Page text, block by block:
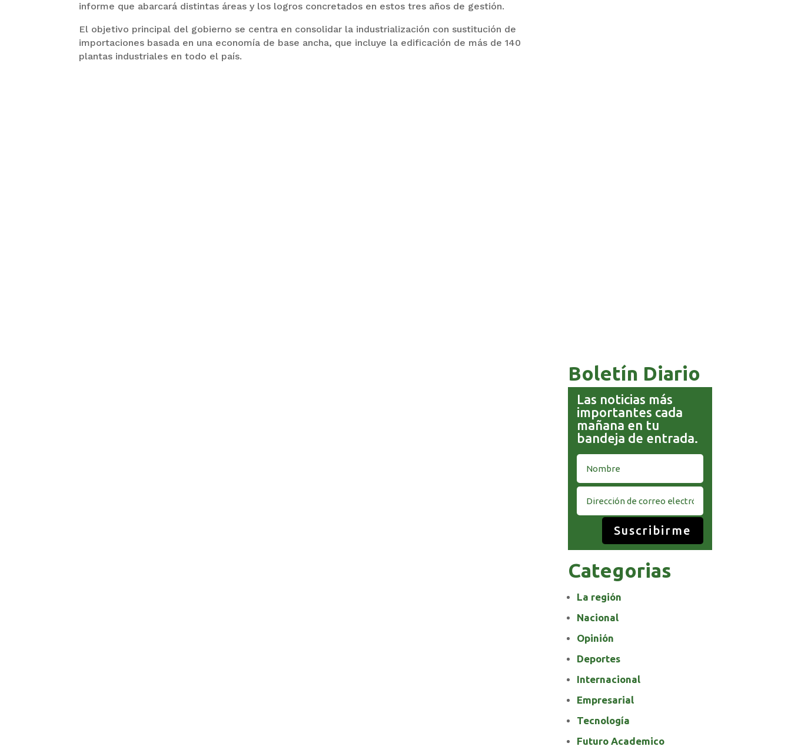
informe que abarcará distintas áreas y los logros concretados en estos tres años de gestión.
El objetivo principal del gobierno se centra en consolidar la industrialización con sustitución de
importaciones basada en una economía de base ancha, que incluye la edificación de más de 140
plantas industriales en todo el país.
Boletín Diario
Las noticias más
importantes cada
mañana en tu
bandeja de entrada.
Suscribirme
Categorias
La región
Nacional
Opinión
Deportes
Internacional
Empresarial
Tecnología
Futuro Academico